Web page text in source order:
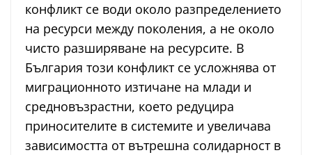
конфликт се води около разпределението
на ресурси между поколения, а не около
чисто разширяване на ресурсите. В
България този конфликт се усложнява от
миграционното изтичане на млади и
средновъзрастни, което редуцира
приносителите в системите и увеличава
зависимостта от вътрешна солидарност в